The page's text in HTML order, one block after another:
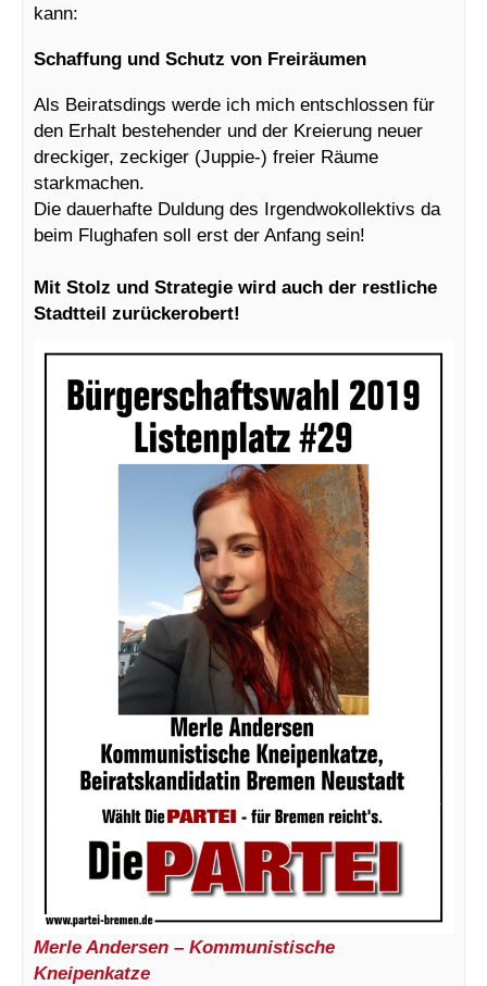
kann:
Schaffung und Schutz von Freiräumen
Als Beiratsdings werde ich mich entschlossen für
den Erhalt bestehender und der Kreierung neuer
dreckiger, zeckiger (Juppie-) freier Räume
starkmachen.
Die dauerhafte Duldung des Irgendwokollektivs da
beim Flughafen soll erst der Anfang sein!
Mit Stolz und Strategie wird auch der restliche
Stadtteil zurückerobert!
Merle Andersen – Kommunistische
Kneipenkatze